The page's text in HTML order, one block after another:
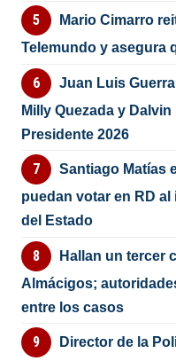
Mario Cimarro
Telemundo y asegura
Juan Luis
Milly Quezada y
Presidente 2026
Santiago Matías
puedan votar en RD
del Estado
Hallan un tercer
Almácigos;
entre los casos
Director de la